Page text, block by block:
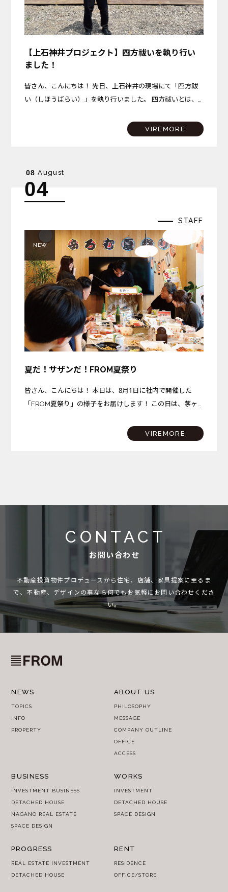
【上石神井プロジェクト】四方祓いを執り行い
ました！
皆さん、こんにちは！ 先日、上石神井の現場にて「四方祓
い（しほうばらい）」を執り行いました。 四方祓いとは、
工事の無事と安全、そしてこの場所で始まる新しい暮らしの
VIREMORE
08 August
04
STAFF
NEW
夏だ！サザンだ！FROM夏祭り
皆さん、こんにちは！ 本日は、8月1日に社内で開催した
「FROM夏祭り」の様子をお届けします！ この日は、茅ヶ
ンビーチちがさきでは花火大会も開催されるという、まさに
VIREMORE
CONTACT
お問い合わせ
不動産投資物件プロデュースから住宅、店舗、家具提案に至るま
で、不動産、デザインの事なら何でもお気軽にお問い合わせくださ
い。
NEWS
TOPICS
INFO
PROPERTY
ABOUT US
PHILOSOPHY
MESSAGE
COMPANY OUTLINE
OFFICE
ACCESS
BUSINESS
INVESTMENT BUSINESS
DETACHED HOUSE
NAGANO REAL ESTATE
SPACE DESIGN
WORKS
INVESTMENT
DETACHED HOUSE
SPACE DESIGN
PROGRESS
REAL ESTATE INVESTMENT
DETACHED HOUSE
RENT
RESIDENCE
OFFICE/STORE